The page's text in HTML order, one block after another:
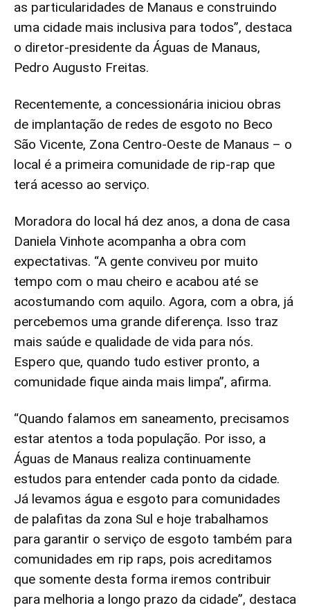
as particularidades de Manaus e construindo
uma cidade mais inclusiva para todos”, destaca
o diretor-presidente da Águas de Manaus,
Pedro Augusto Freitas.
Recentemente, a concessionária iniciou obras
de implantação de redes de esgoto no Beco
São Vicente, Zona Centro-Oeste de Manaus – o
local é a primeira comunidade de rip-rap que
terá acesso ao serviço.
Moradora do local há dez anos, a dona de casa
Daniela Vinhote acompanha a obra com
expectativas. “A gente conviveu por muito
tempo com o mau cheiro e acabou até se
acostumando com aquilo. Agora, com a obra, já
percebemos uma grande diferença. Isso traz
mais saúde e qualidade de vida para nós.
Espero que, quando tudo estiver pronto, a
comunidade fique ainda mais limpa”, afirma.
“Quando falamos em saneamento, precisamos
estar atentos a toda população. Por isso, a
Águas de Manaus realiza continuamente
estudos para entender cada ponto da cidade.
Já levamos água e esgoto para comunidades
de palafitas da zona Sul e hoje trabalhamos
para garantir o serviço de esgoto também para
comunidades em rip raps, pois acreditamos
que somente desta forma iremos contribuir
para melhoria a longo prazo da cidade”, destaca